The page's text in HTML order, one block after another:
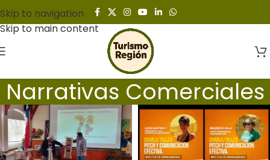
Skip to navigation
Skip to main content
Narrativas Comerciales